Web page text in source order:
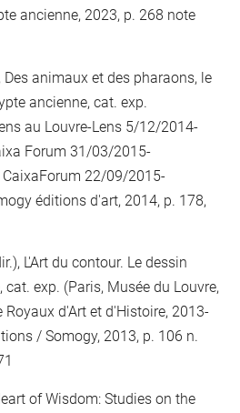
ancienne, 2023, p. 268 note
Des animaux et des pharaons, le
ancienne, cat. exp.
au Louvre-Lens 5/12/2014-
Forum 31/03/2015-
22/09/2015-
éditions d'art, 2014, p. 178,
L'Art du contour. Le dessin
exp. (Paris, Musée du Louvre,
Royaux d'Art et d'Histoire, 2013-
/ Somogy, 2013, p. 106 n.
of Wisdom: Studies on the